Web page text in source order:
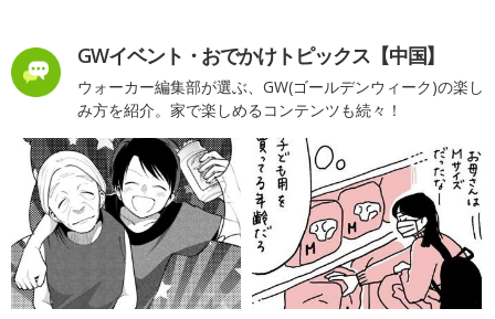
GWイベント・おでかけトピックス【中国】
ウォーカー編集部が選ぶ、GW(ゴールデンウィーク)の楽し
み方を紹介。家で楽しめるコンテンツも続々！